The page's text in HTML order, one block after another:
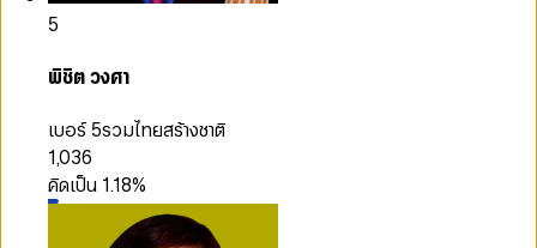
5
พิชิต วงศา
เบอร์ 5รวมไทยสร้างชาติ
1,036
คิดเป็น 1.18%